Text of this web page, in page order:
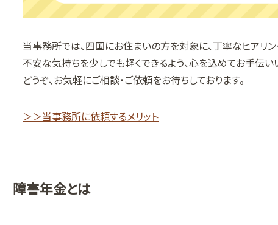
当事務所では、四国にお住まいの方を対象に、丁寧なヒアリ
不安な気持ちを少しでも軽くできるよう、心を込めてお手伝い
どうぞ、お気軽にご相談・ご依頼をお待ちしております。
＞＞当事務所に依頼するメリット
障害年金とは